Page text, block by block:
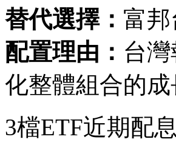
替代選擇： 富
配置理由： 台
化整體組合的成
3檔ETF近期配